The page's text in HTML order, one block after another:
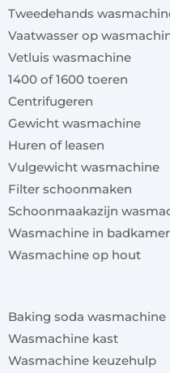
Tweedehands
Vaatwasser op
Vetluis wasmachine
1400 of 1600 toeren
Centrifugeren
Gewicht wasmachine
Huren of leasen
Vulgewicht wasmachine
Filter schoonmaken
Schoonmaakazijn
Wasmachine in badkamer
Wasmachine op hout
Baking soda wasmachine
Wasmachine kast
Wasmachine keuzehulp